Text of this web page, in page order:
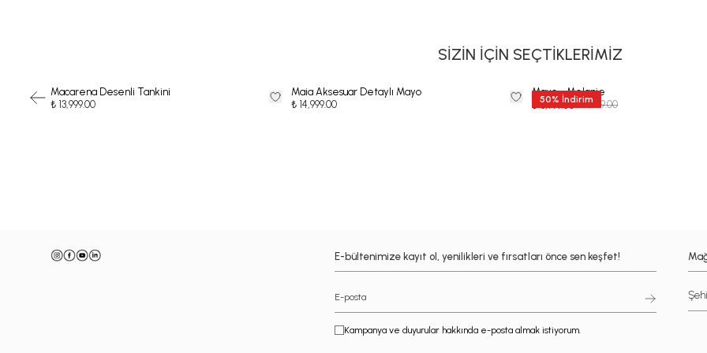
SİZİN İÇİN SEÇTİKLERİMİZ
Macarena Desenli Tankini
₺ 13,999.00
Maia Aksesuar Detaylı Mayo
₺ 14,999.00
50% İndirim
Mayo - Melanie
₺ 3,999.50₺ 7,999.00
E-bültenimize kayıt ol, yenilikleri ve fırsatları önce sen keşfet!
Kampanya ve duyurular hakkında e-posta almak istiyorum.